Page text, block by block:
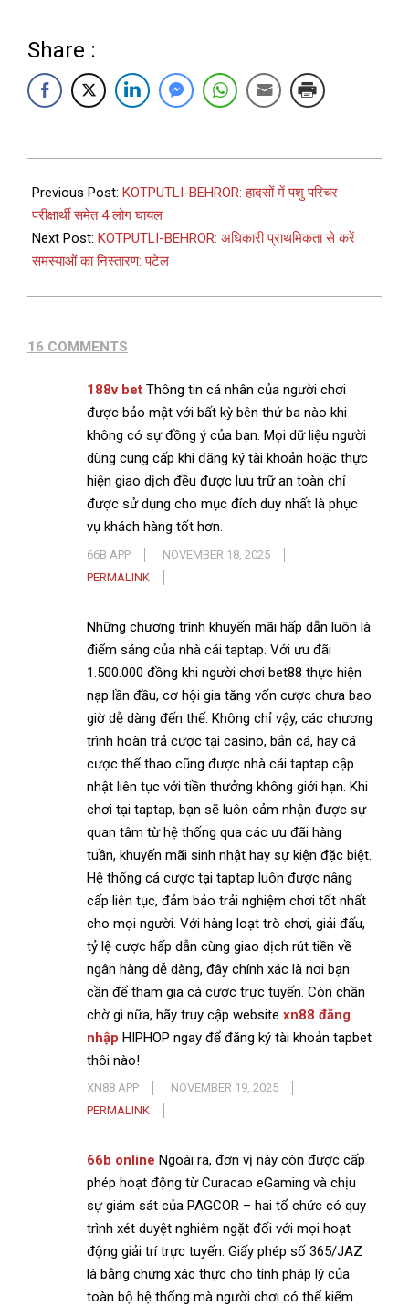
Share :
Previous Post: KOTPUTLI-BEHROR: हादसों में पशु परिचर
परीक्षार्थी समेत 4 लोग घायल
Next Post: KOTPUTLI-BEHROR: अधिकारी प्राथमिकता से करें
समस्याओं का निस्तारण: पटेल
16 COMMENTS
188v bet Thông tin cá nhân của người chơi
được bảo mật với bất kỳ bên thứ ba nào khi
không có sự đồng ý của bạn. Mọi dữ liệu người
dùng cung cấp khi đăng ký tài khoản hoặc thực
hiện giao dịch đều được lưu trữ an toàn chỉ
được sử dụng cho mục đích duy nhất là phục
vụ khách hàng tốt hơn.
66B APP
NOVEMBER 18, 2025
PERMALINK
Những chương trình khuyến mãi hấp dẫn luôn là
điểm sáng của nhà cái taptap. Với ưu đãi
1.500.000 đồng khi người chơi bet88 thực hiện
nạp lần đầu, cơ hội gia tăng vốn cược chưa bao
giờ dễ dàng đến thế. Không chỉ vậy, các chương
trình hoàn trả cược tại casino, bắn cá, hay cá
cược thể thao cũng được nhà cái taptap cập
nhật liên tục với tiền thưởng không giới hạn. Khi
chơi tại taptap, bạn sẽ luôn cảm nhận được sự
quan tâm từ hệ thống qua các ưu đãi hàng
tuần, khuyến mãi sinh nhật hay sự kiện đặc biệt.
Hệ thống cá cược tại taptap luôn được nâng
cấp liên tục, đảm bảo trải nghiệm chơi tốt nhất
cho mọi người. Với hàng loạt trò chơi, giải đấu,
tỷ lệ cược hấp dẫn cùng giao dịch rút tiền về
ngân hàng dễ dàng, đây chính xác là nơi bạn
cần để tham gia cá cược trực tuyến. Còn chần
chờ gì nữa, hãy truy cập website xn88 đăng
nhập HIPHOP ngay để đăng ký tài khoản tapbet
thôi nào!
XN88 APP
NOVEMBER 19, 2025
PERMALINK
66b online Ngoài ra, đơn vị này còn được cấp
phép hoạt động từ Curacao eGaming và chịu
sự giám sát của PAGCOR – hai tổ chức có quy
trình xét duyệt nghiêm ngặt đối với mọi hoạt
động giải trí trực tuyến. Giấy phép số 365/JAZ
là bằng chứng xác thực cho tính pháp lý của
toàn bộ hệ thống mà người chơi có thể kiểm